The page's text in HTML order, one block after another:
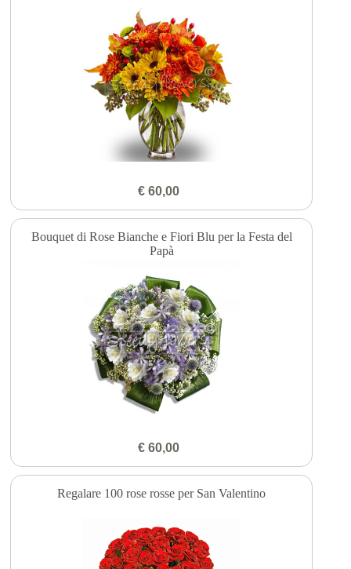
€ 60,00
Bouquet di Rose Bianche e Fiori Blu per la Festa del
Papà
€ 60,00
Regalare 100 rose rosse per San Valentino